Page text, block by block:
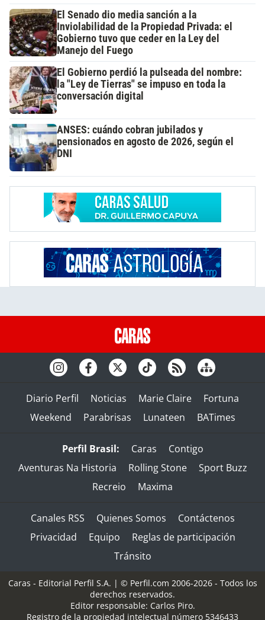
El Senado dio media sanción a la
Inviolabilidad de la Propiedad Privada: el
Gobierno tuvo que ceder en la Ley del
Manejo del Fuego
El Gobierno perdió la pulseada del nombre:
la "Ley de Tierras" se impuso en toda la
conversación digital
ANSES: cuándo cobran jubilados y
pensionados en agosto de 2026, según el
DNI
Diario Perfil Noticias Marie Claire
Fortuna
Weekend
Parabrisas Lunateen BATimes
Perfil Brasil: Caras
Contigo
Aventuras Na Historia
Rolling Stone
Sport Buzz
Recreio
Maxima
Canales RSS Quienes Somos
Contáctenos
Privacidad
Equipo
Reglas de participación
Tránsito
Caras - Editorial Perfil S.A. | © Perfil.com 2006-2026 - Todos los
derechos reservados.
Editor responsable: Carlos Piro.
Registro de la propiedad intelectual número 5346433